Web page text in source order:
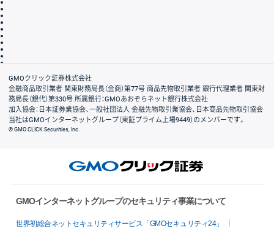
会社案内
GMOクリック証券株式会社
金融商品取引業者 関東財務局長（金商）第77号 商品先物取引業者 銀行代理業者 関東財
務局長（銀代）第330号 所属銀行：GMOあおぞらネット銀行株式会社
加入協会：日本証券業協会、一般社団法人 金融先物取引業協会、日本商品先物取引協会
当社はGMOインターネットグループ（東証プライム上場9449）のメンバーです。
© GMO CLICK Securities, Inc.
GMOインターネットグループのセキュリティ事業について
世界初総合ネットセキュリティサービス「GMOセキュリティ24」